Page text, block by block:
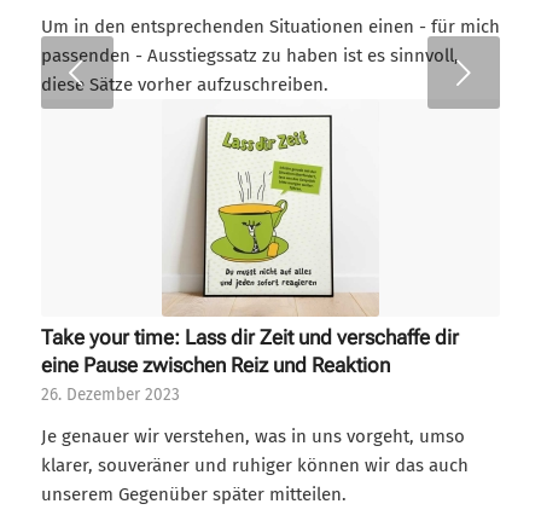
Um in den entsprechenden Situationen einen - für mich
passenden - Ausstiegssatz zu haben ist es sinnvoll,
diese Sätze vorher aufzuschreiben.
Take your time: Lass dir Zeit und verschaffe dir
eine Pause zwischen Reiz und Reaktion
26. Dezember 2023
Je genauer wir verstehen, was in uns vorgeht, umso
klarer, souveräner und ruhiger können wir das auch
unserem Gegenüber später mitteilen.
Weiter